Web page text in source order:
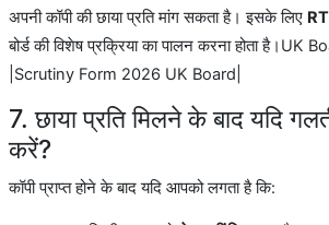
अपनी कॉपी की छाया प्रति मांग सकता है। इसके लिए
बोर्ड की विशेष प्रक्रिया का पालन करना होता
|Scrutiny Form 2026 UK Board|
7. छाया प्रति मिलने के बाद यदि
करें?
कॉपी प्राप्त होने के बाद यदि आपको लगता है कि: